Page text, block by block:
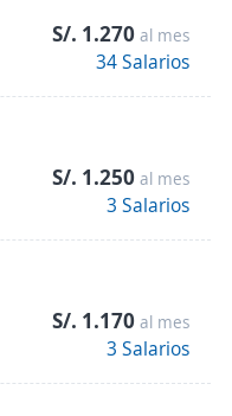
S/. 1.270 al mes
34 Salarios
S/. 1.250 al mes
3 Salarios
S/. 1.170 al mes
3 Salarios